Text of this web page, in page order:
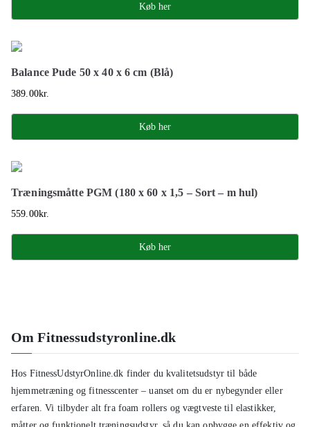
Køb her
Balance Pude 50 x 40 x 6 cm (Blå)
389.00kr.
Køb her
Træningsmåtte PGM (180 x 60 x 1,5 – Sort – m hul)
559.00kr.
Køb her
Om Fitnessudstyronline.dk
Hos FitnessUdstyrOnline.dk finder du kvalitetsudstyr til både
hjemmetræning og fitnesscenter – uanset om du er nybegynder eller
erfaren. Vi tilbyder alt fra foam rollers og vægtveste til elastikker,